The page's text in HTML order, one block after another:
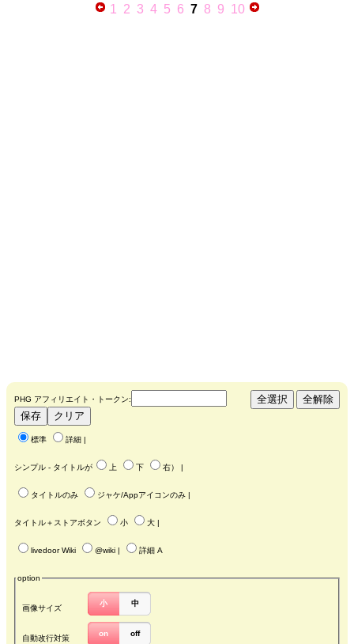
1 2 3 4 5 6 7 8 9 10
PHG アフィリエイト・トークン:
標準 詳細
シンプル - タイトルが 上 下 右） |
タイトルのみ ジャケ/Appアイコンのみ
タイトル＋ストアボタン 小 大
livedoor Wiki @wiki 詳細 A
option
画像サイズ
小 中
自動改行対策
on off